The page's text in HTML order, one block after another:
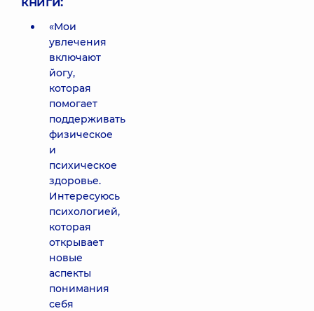
«Мои
увлечения
включают
йогу,
которая
помогает
поддерживать
физическое
и
психическое
здоровье.
Интересуюсь
психологией,
которая
открывает
новые
аспекты
понимания
себя